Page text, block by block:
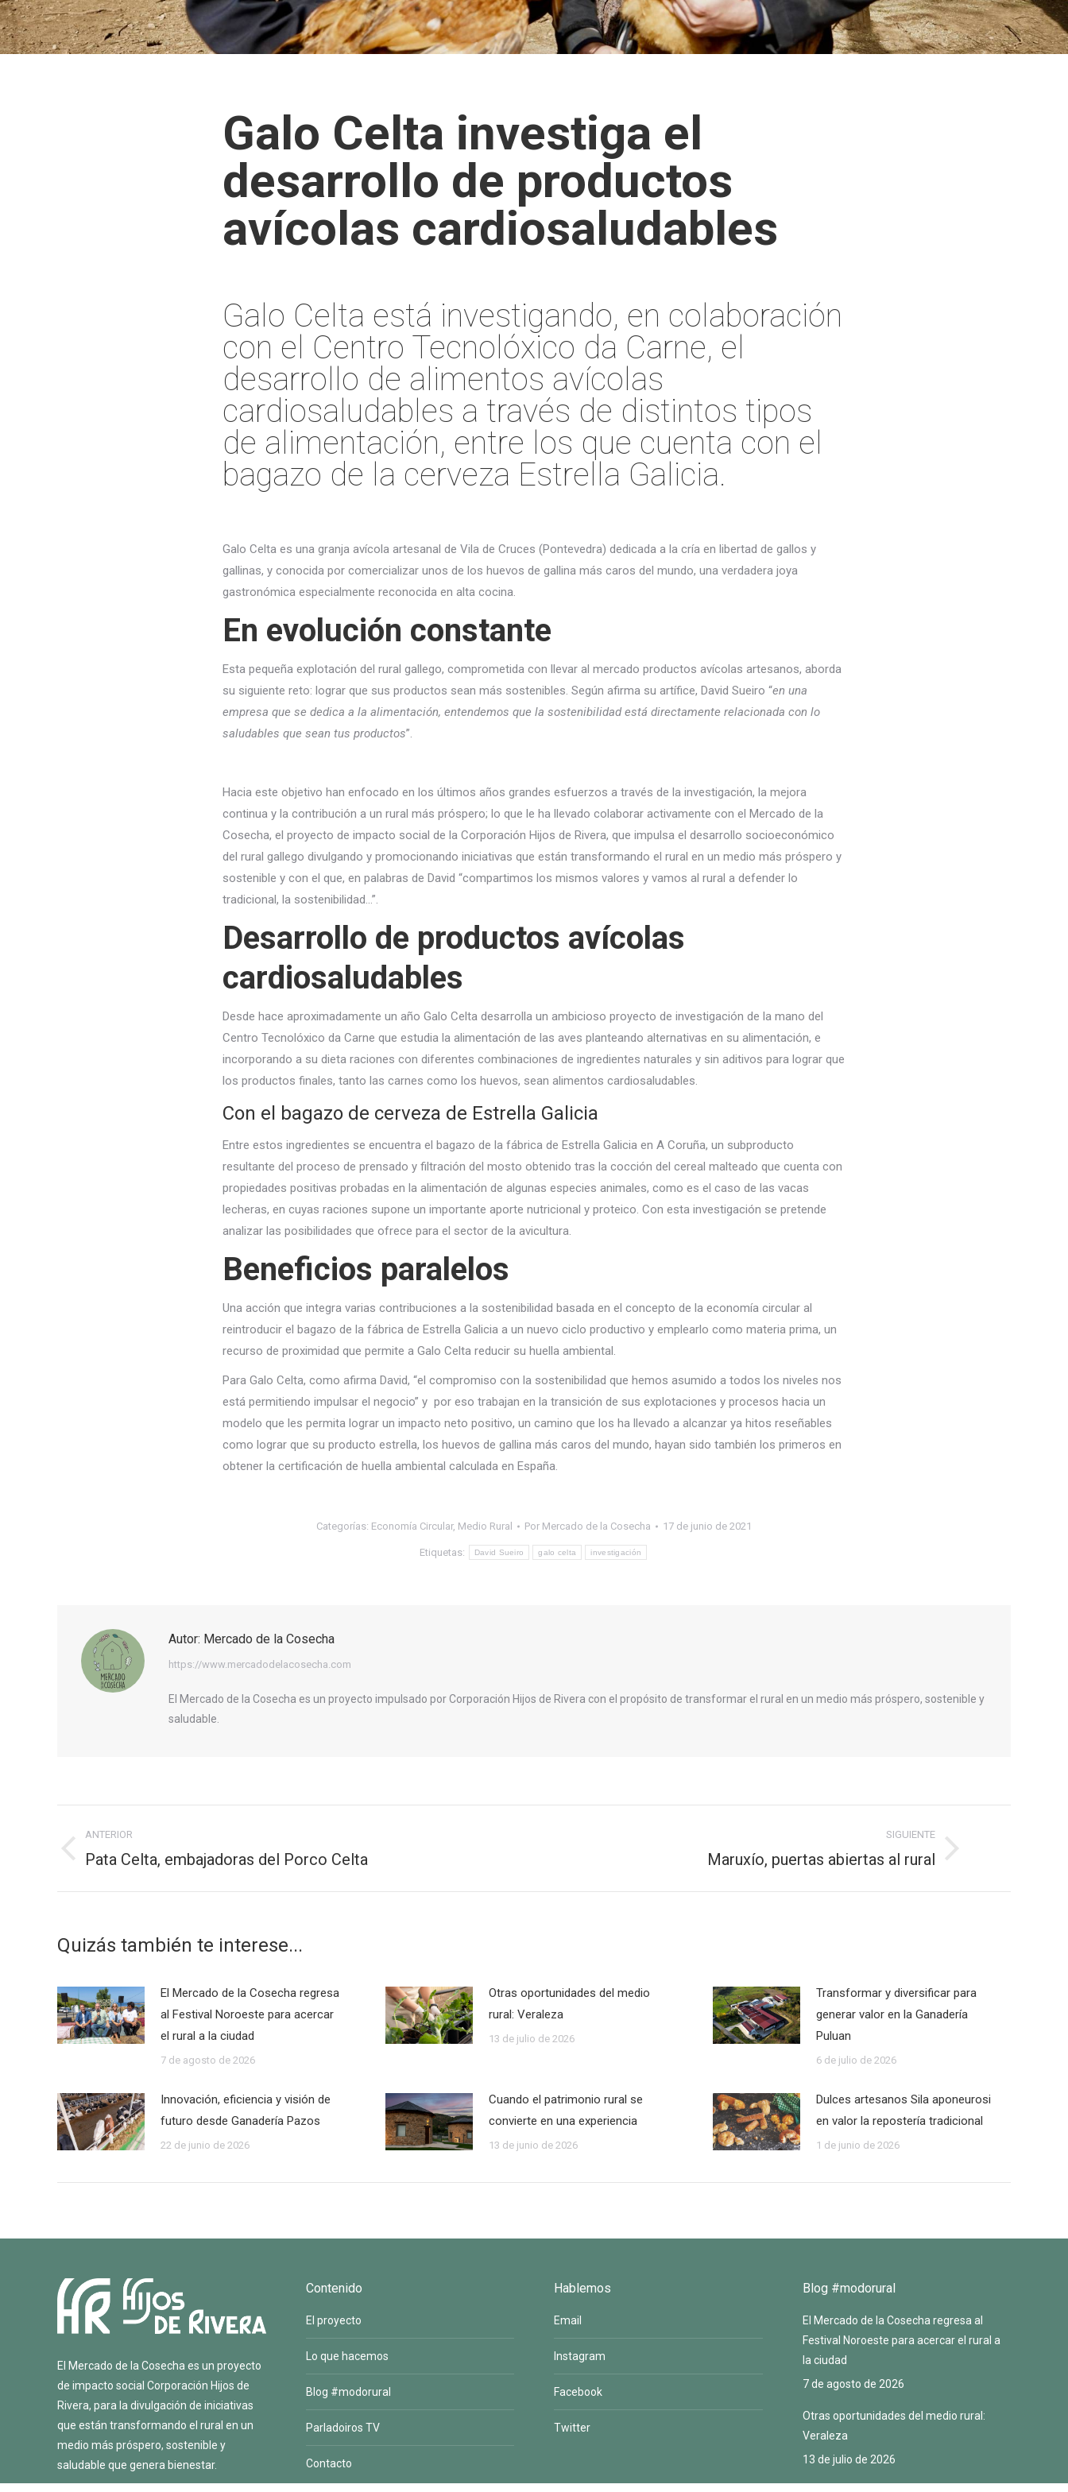
Galo Celta investiga el
desarrollo de productos
avícolas cardiosaludables
Galo Celta está investigando, en colaboración
con el Centro Tecnolóxico da Carne, el
desarrollo de alimentos avícolas
cardiosaludables a través de distintos tipos
de alimentación, entre los que cuenta con el
bagazo de la cerveza Estrella Galicia.
Galo Celta es una granja avícola artesanal de Vila de Cruces (Pontevedra) dedicada a la cría en libertad de gallos y
gallinas, y conocida por comercializar unos de los huevos de gallina más caros del mundo, una verdadera joya
gastronómica especialmente reconocida en alta cocina.
En evolución constante
Esta pequeña explotación del rural gallego, comprometida con llevar al mercado productos avícolas artesanos, aborda
su siguiente reto: lograr que sus productos sean más sostenibles. Según afirma su artífice, David Sueiro “en una
empresa que se dedica a la alimentación, entendemos que la sostenibilidad está directamente relacionada con lo
saludables que sean tus productos”.
Hacia este objetivo han enfocado en los últimos años grandes esfuerzos a través de la investigación, la mejora
continua y la contribución a un rural más próspero; lo que le ha llevado colaborar activamente con el Mercado de la
Cosecha, el proyecto de impacto social de la Corporación Hijos de Rivera, que impulsa el desarrollo socioeconómico
del rural gallego divulgando y promocionando iniciativas que están transformando el rural en un medio más próspero y
sostenible y con el que, en palabras de David “compartimos los mismos valores y vamos al rural a defender lo
tradicional, la sostenibilidad…”.
Desarrollo de productos avícolas
cardiosaludables
Desde hace aproximadamente un año Galo Celta desarrolla un ambicioso proyecto de investigación de la mano del
Centro Tecnolóxico da Carne que estudia la alimentación de las aves planteando alternativas en su alimentación, e
incorporando a su dieta raciones con diferentes combinaciones de ingredientes naturales y sin aditivos para lograr que
los productos finales, tanto las carnes como los huevos, sean alimentos cardiosaludables.
Con el bagazo de cerveza de Estrella Galicia
Entre estos ingredientes se encuentra el bagazo de la fábrica de Estrella Galicia en A Coruña, un subproducto
resultante del proceso de prensado y filtración del mosto obtenido tras la cocción del cereal malteado que cuenta con
propiedades positivas probadas en la alimentación de algunas especies animales, como es el caso de las vacas
lecheras, en cuyas raciones supone un importante aporte nutricional y proteico. Con esta investigación se pretende
analizar las posibilidades que ofrece para el sector de la avicultura.
Beneficios paralelos
Una acción que integra varias contribuciones a la sostenibilidad basada en el concepto de la economía circular al
reintroducir el bagazo de la fábrica de Estrella Galicia a un nuevo ciclo productivo y emplearlo como materia prima, un
recurso de proximidad que permite a Galo Celta reducir su huella ambiental.
Para Galo Celta, como afirma David, “el compromiso con la sostenibilidad que hemos asumido a todos los niveles nos
está permitiendo impulsar el negocio” y por eso trabajan en la transición de sus explotaciones y procesos hacia un
modelo que les permita lograr un impacto neto positivo, un camino que los ha llevado a alcanzar ya hitos reseñables
como lograr que su producto estrella, los huevos de gallina más caros del mundo, hayan sido también los primeros en
obtener la certificación de huella ambiental calculada en España.
Categorías: Economía Circular, Medio Rural Por Mercado de la Cosecha 17 de junio de 2021
Etiquetas: David Sueiro galo celta investigación
Autor: Mercado de la Cosecha
https://www.mercadodelacosecha.com
El Mercado de la Cosecha es un proyecto impulsado por Corporación Hijos de Rivera con el propósito de transformar el rural en un medio más próspero, sostenible y
saludable.
entre
publicaciones
ANTERIOR
Publicación
Pata Celta, embajadoras del Porco Celta
SIGUIENTE
Maruxío, puertas abiertas al rural
Quizás también te interese...
El Mercado de la Cosecha regresa
al Festival Noroeste para acercar
el rural a la ciudad
7 de agosto de 2026
Otras oportunidades del medio
rural: Veraleza
13 de julio de 2026
Transformar y diversificar para
generar valor en la Ganadería
Puluan
6 de julio de 2026
Innovación, eficiencia y visión de
futuro desde Ganadería Pazos
22 de junio de 2026
Cuando el patrimonio rural se
convierte en una experiencia
13 de junio de 2026
Dulces artesanos Sila aponeurosi
en valor la repostería tradicional
1 de junio de 2026
El Mercado de la Cosecha es un proyecto
de impacto social Corporación Hijos de
Rivera, para la divulgación de iniciativas
que están transformando el rural en un
medio más próspero, sostenible y
saludable que genera bienestar.
Contenido
El proyecto
Lo que hacemos
Blog #modorural
Parladoiros TV
Contacto
Hablemos
Email
Instagram
Facebook
Twitter
Blog #modorural
El Mercado de la Cosecha regresa al
Festival Noroeste para acercar el rural a
la ciudad
7 de agosto de 2026
Otras oportunidades del medio rural:
Veraleza
13 de julio de 2026